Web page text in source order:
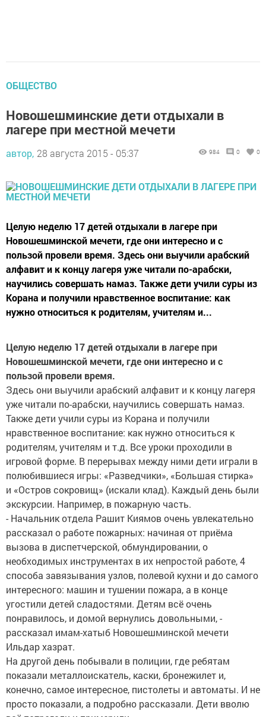
ОБЩЕСТВО
Новошешминские дети отдыхали в
лагере при местной мечети
автор, 28 августа 2015 - 05:37 984 0 0
Целую неделю 17 детей отдыхали в лагере при
Новошешминской мечети, где они интересно и с
пользой провели время. Здесь они выучили арабский
алфавит и к концу лагеря уже читали по-арабски,
научились совершать намаз. Также дети учили суры из
Корана и получили нравственное воспитание: как
нужно относиться к родителям, учителям и...
Целую неделю 17 детей отдыхали в лагере при
Новошешминской мечети, где они интересно и с
пользой провели время.
Здесь они выучили арабский алфавит и к концу лагеря
уже читали по-арабски, научились совершать намаз.
Также дети учили суры из Корана и получили
нравственное воспитание: как нужно относиться к
родителям, учителям и т.д. Все уроки проходили в
игровой форме. В перерывах между ними дети играли в
полюбившиеся игры: «Разведчики», «Большая стирка»
и «Остров сокровищ» (искали клад). Каждый день были
экскурсии. Например, в пожарную часть.
- Начальник отдела Рашит Киямов очень увлекательно
рассказал о работе пожарных: начиная от приёма
вызова в диспетчерской, обмундировании, о
необходимых инструментах в их непростой работе, 4
способа завязывания узлов, полевой кухни и до самого
интересного: машин и тушении пожара, а в конце
угостили детей сладостями. Детям всё очень
понравилось, и домой вернулись довольными, -
рассказал имам-хатыб Новошешминской мечети
Ильдар хазрат.
На другой день побывали в полиции, где ребятам
показали металлоискатель, каски, бронежилет и,
конечно, самое интересное, пистолеты и автоматы. И не
просто показали, а подробно рассказали. Дети вволю